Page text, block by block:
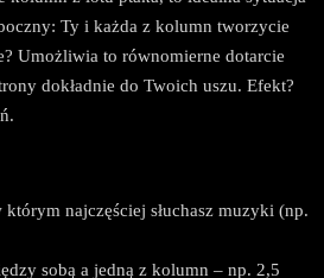
Ty i każda z kolumn tworzycie
Umożliwia to równomierne dotarcie
dokładnie do Twoich uszu. Efekt?
najczęściej słuchasz muzyki (np.
sobą a jedną z kolumn – np. 2,5